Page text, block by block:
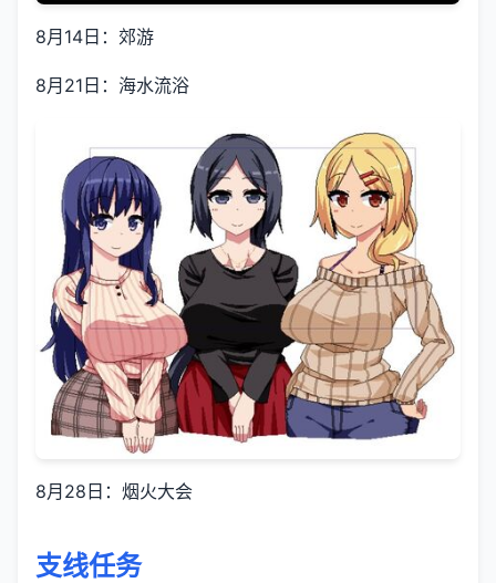
8月14日：郊游
8月21日：海水流浴
8月28日：烟火大会
支线任务